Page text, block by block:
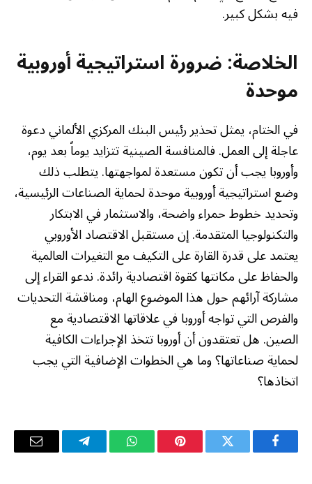
فيه بشكل كبير.
الخلاصة: ضرورة استراتيجية أوروبية
موحدة
في الختام، يمثل تحذير رئيس البنك المركزي الألماني دعوة
عاجلة إلى العمل. فالمنافسة الصينية تتزايد يوماً بعد يوم،
وأوروبا يجب أن تكون مستعدة لمواجهتها. يتطلب ذلك
وضع استراتيجية أوروبية موحدة لحماية الصناعات الرئيسية،
وتحديد خطوط حمراء واضحة، والاستثمار في الابتكار
والتكنولوجيا المتقدمة. إن مستقبل الاقتصاد الأوروبي
يعتمد على قدرة القارة على التكيف مع التغيرات العالمية
والحفاظ على مكانتها كقوة اقتصادية رائدة. ندعو القراء إلى
مشاركة آرائهم حول هذا الموضوع الهام، ومناقشة التحديات
والفرص التي تواجه أوروبا في علاقاتها الاقتصادية مع
الصين. هل تعتقدون أن أوروبا تتخذ الإجراءات الكافية
لحماية صناعاتها؟ وما هي الخطوات الإضافية التي يجب
اتخاذها؟
فيسبوك تويتر بينتيريستواتساب تيلقرام
البريد